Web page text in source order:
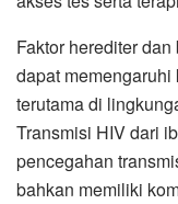
Faktor herediter
dapat
terutama di
Transmisi HIV dari
pencegahan
bahkan memiliki